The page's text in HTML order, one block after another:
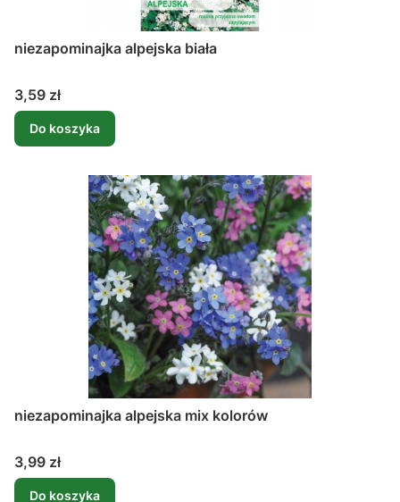
niezapominajka alpejska biała
Cena
3,59 zł
Do koszyka
niezapominajka alpejska mix kolorów
Cena
3,99 zł
Do koszyka